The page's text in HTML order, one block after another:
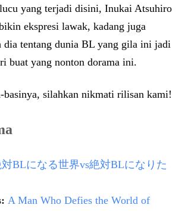
yang terjadi disini, Inukai Atsuhiro
ekspresi lawak, kadang juga
dia tentang dunia BL yang gila ini jadi
buat yang nonton dorama ini.
basinya, silahkan nikmati rilisan kami!
BLになる世界vs絶対BLになりた
A Man Who Defies the World of